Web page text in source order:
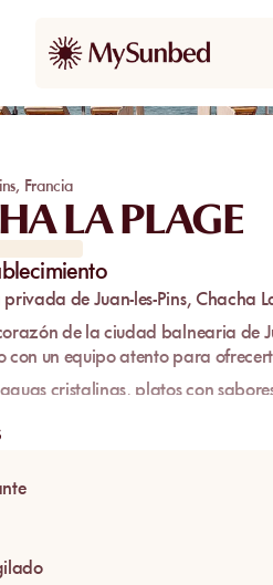
, Francia
LA PLAGE
de Juan-les-Pins, Chacha
de la ciudad balnearia de
con un equipo atento para
cristalinas, platos con
lo que te espera durante tu
sencillez… ¡la dolce vita!
y reserva rápidamente tu día en